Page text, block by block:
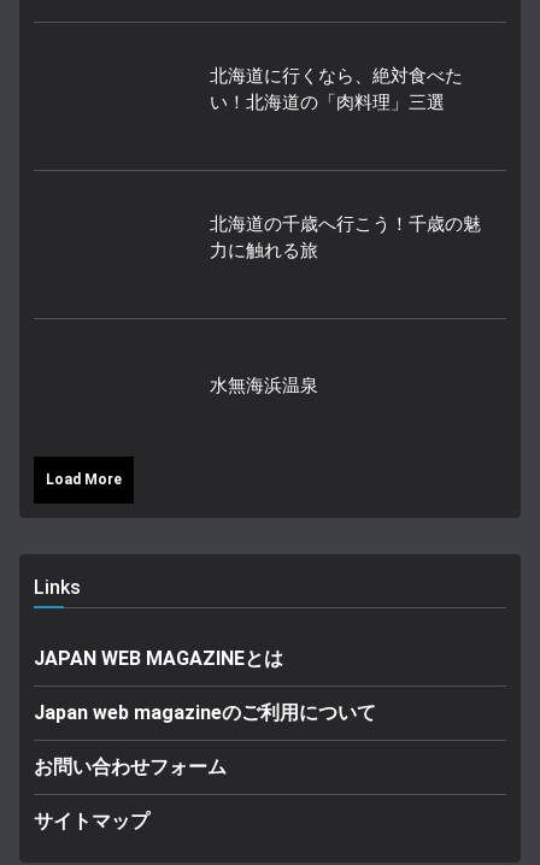
北海道に行くなら、絶対食べた
い！北海道の「肉料理」三選
北海道の千歳へ行こう！千歳の魅
力に触れる旅
水無海浜温泉
Load More
Links
JAPAN WEB MAGAZINEとは
Japan web magazineのご利用について
お問い合わせフォーム
サイトマップ